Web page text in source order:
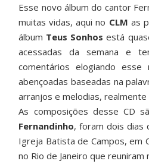
Esse novo álbum do cantor
muitas vidas, aqui no CLM as
álbum Teus Sonhos está
acessadas da semana e
comentários elogiando esse
abençoadas baseadas na
arranjos e melodias, realmente
As composições desse CD
Fernandinho, foram dois dias
Igreja Batista de Campos, em
no Rio de Janeiro que